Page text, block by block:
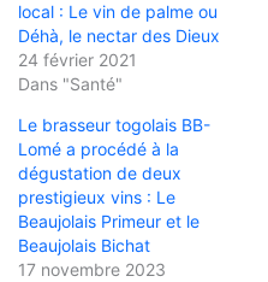
local : Le vin de palme ou
Déhà, le nectar des Dieux
24 février 2021
Dans "Santé"
Le brasseur togolais BB-
Lomé a procédé à la
dégustation de deux
prestigieux vins : Le
Beaujolais Primeur et le
Beaujolais Bichat
17 novembre 2023